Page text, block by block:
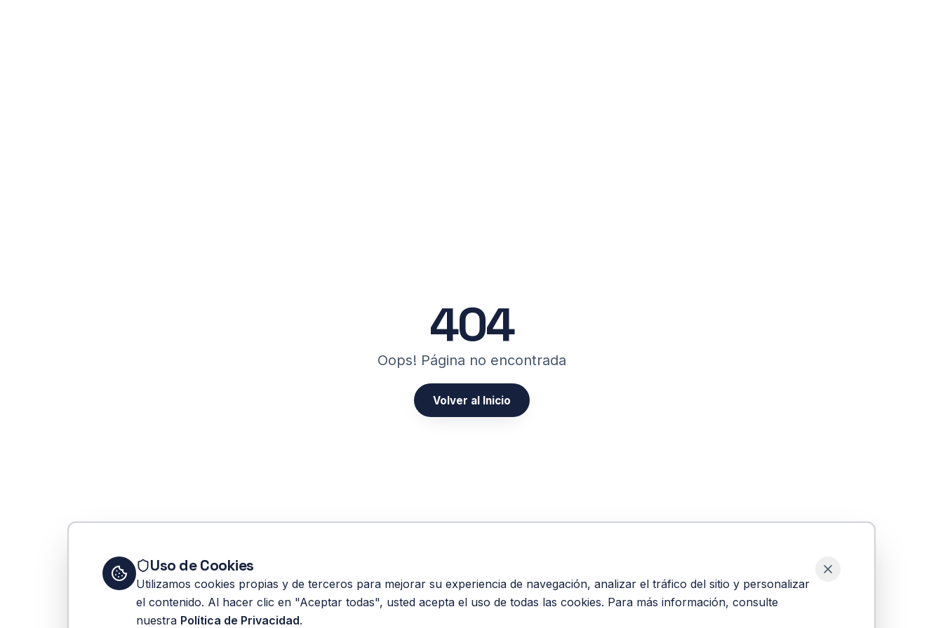
Uso de Cookies
Utilizamos cookies propias y de terceros para mejorar su experiencia de navegación, analizar el tráfico del sitio y personalizar
el contenido. Al hacer clic en "Aceptar todas", usted acepta el uso de todas las cookies. Para más información, consulte
nuestra Política de Privacidad.
404
Oops! Página no encontrada
Volver al Inicio